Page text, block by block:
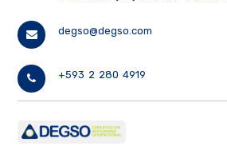
degso@degso.com
+593 2 280 4919